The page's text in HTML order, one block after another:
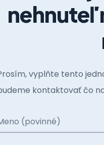
vyplňte tento
kontaktovať čo
(povinné)